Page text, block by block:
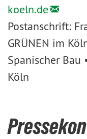
koeln.de
Postanschrift:
GRÜNEN im
Spanischer Bau
Köln